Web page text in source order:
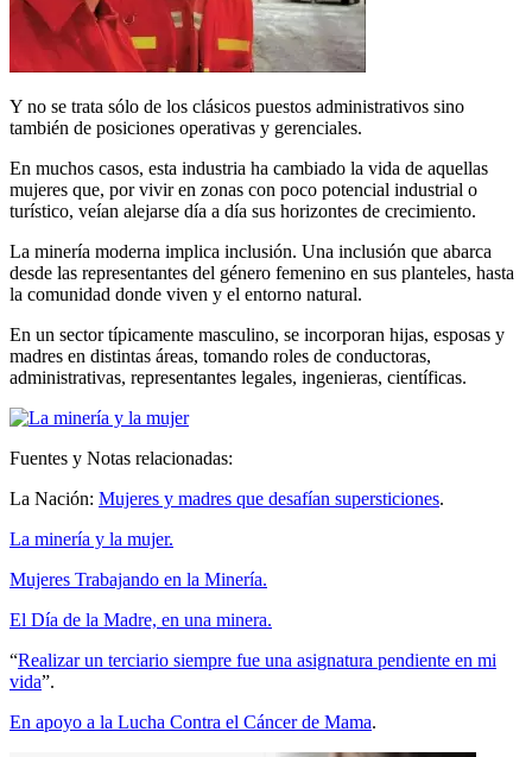
Y no se trata sólo de los clásicos puestos administrativos sino
también de posiciones operativas y gerenciales.
En muchos casos, esta industria ha cambiado la vida de aquellas
mujeres que, por vivir en zonas con poco potencial industrial o
turístico, veían alejarse día a día sus horizontes de crecimiento.
La minería moderna implica inclusión. Una inclusión que abarca
desde las representantes del género femenino en sus planteles, hasta
la comunidad donde viven y el entorno natural.
En un sector típicamente masculino, se incorporan hijas, esposas y
madres en distintas áreas, tomando roles de conductoras,
administrativas, representantes legales, ingenieras, científicas.
Fuentes y Notas relacionadas:
La Nación: Mujeres y madres que desafían supersticiones.
La minería y la mujer.
Mujeres Trabajando en la Minería.
El Día de la Madre, en una minera.
“Realizar un terciario siempre fue una asignatura pendiente en mi
vida”.
En apoyo a la Lucha Contra el Cáncer de Mama.